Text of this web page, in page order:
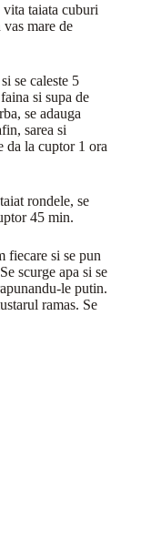
vita taiata cuburi
mare de
se caleste 5
si supa de
se adauga
sarea si
da la cuptor 1 ora
rondele, se
45 min.
fiecare si se pun
scurge apa si se
le putin.
ramas. Se